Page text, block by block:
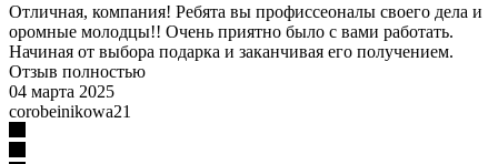
Отличная, компания! Ребята вы профиссеоналы своего дела и
оромные молодцы!! Очень приятно было с вами работать.
Начиная от выбора подарка и заканчивая его получением.
Отзыв полностью
04 марта 2025
corobeinikowa21